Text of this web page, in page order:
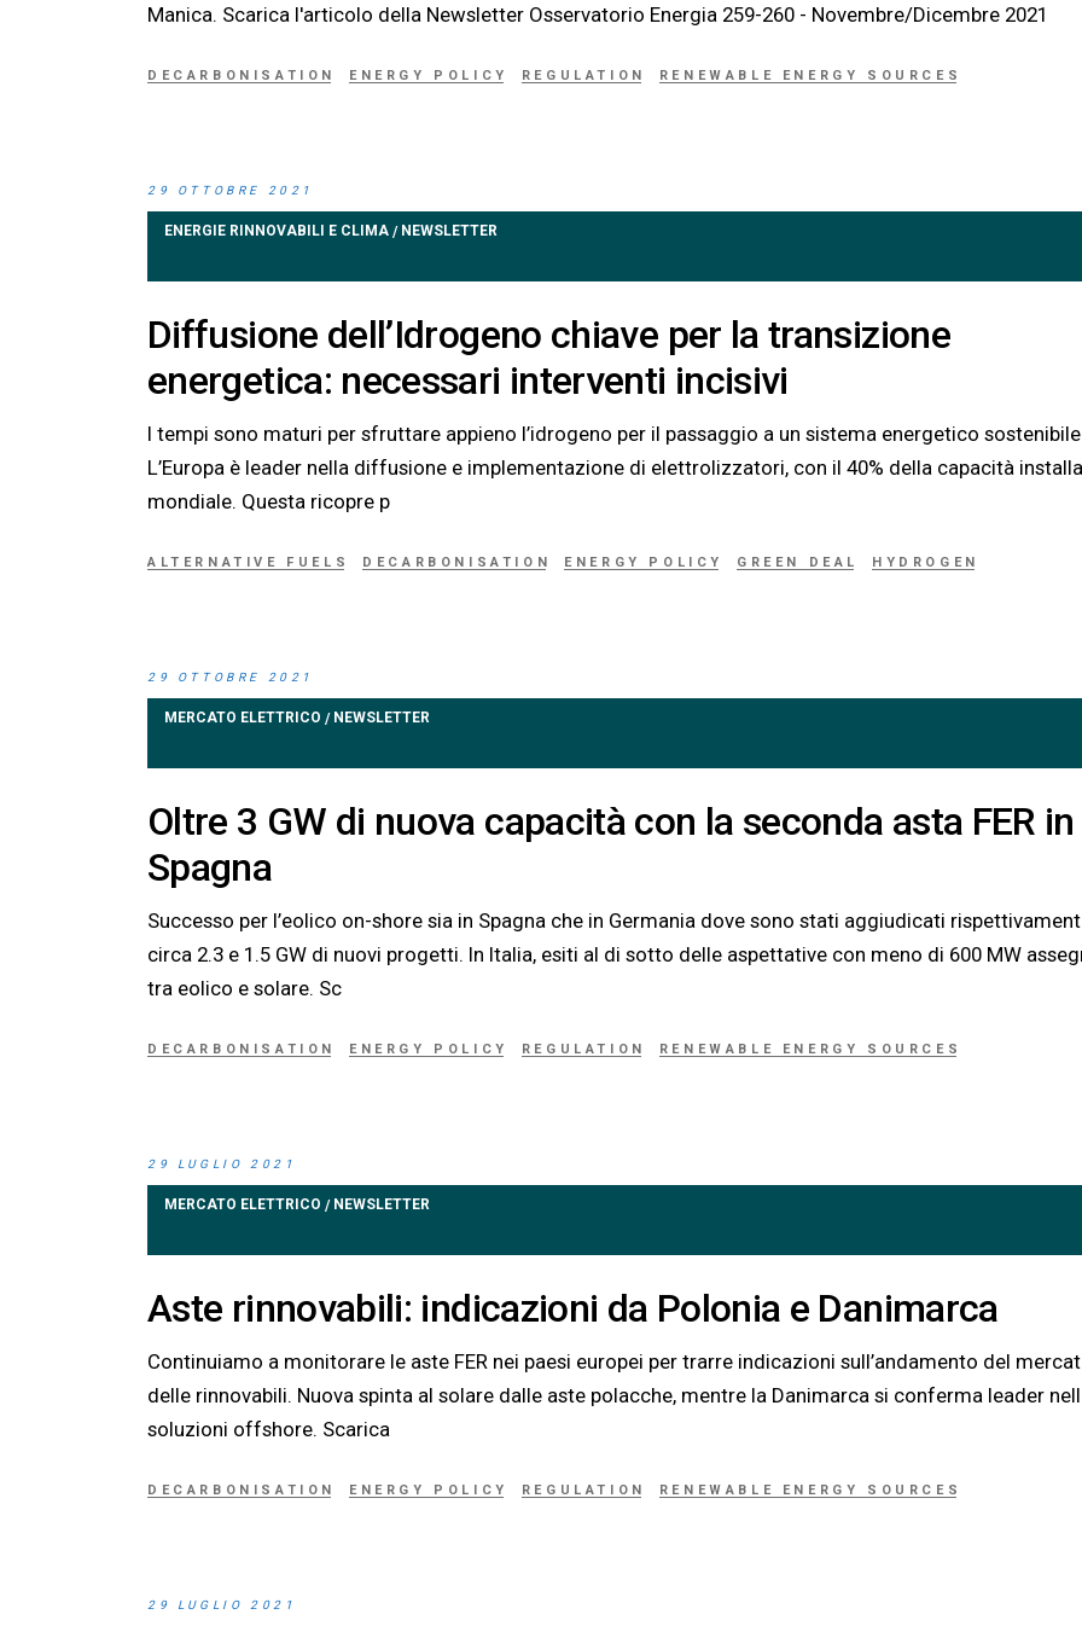
Manica. Scarica l'articolo della Newsletter Osservatorio Energia 259-260 - Novembre/Dicembre 2021
DECARBONISATION ENERGY POLICY REGULATION RENEWABLE ENERGY SOURCES
29 OTTOBRE 2021
ENERGIE RINNOVABILI E CLIMA / NEWSLETTER
Diffusione dell’Idrogeno chiave per la transizione
energetica: necessari interventi incisivi
I tempi sono maturi per sfruttare appieno l’idrogeno per il passaggio a un sistema energetico
L’Europa è leader nella diffusione e implementazione di elettrolizzatori, con il 40% della capacità
mondiale. Questa ricopre p
ALTERNATIVE FUELS DECARBONISATION ENERGY POLICY GREEN DEAL HYDROGEN
29 OTTOBRE 2021
MERCATO ELETTRICO / NEWSLETTER
Oltre 3 GW di nuova capacità con la seconda asta FER in
Spagna
Successo per l’eolico on-shore sia in Spagna che in Germania dove sono stati aggiudicati
circa 2.3 e 1.5 GW di nuovi progetti. In Italia, esiti al di sotto delle aspettative con meno di 600 MW
tra eolico e solare. Sc
DECARBONISATION ENERGY POLICY REGULATION RENEWABLE ENERGY SOURCES
29 LUGLIO 2021
MERCATO ELETTRICO / NEWSLETTER
Aste rinnovabili: indicazioni da Polonia e Danimarca
Continuiamo a monitorare le aste FER nei paesi europei per trarre indicazioni sull’andamento del
delle rinnovabili. Nuova spinta al solare dalle aste polacche, mentre la Danimarca si conferma leader
soluzioni offshore. Scarica
DECARBONISATION ENERGY POLICY REGULATION RENEWABLE ENERGY SOURCES
29 LUGLIO 2021